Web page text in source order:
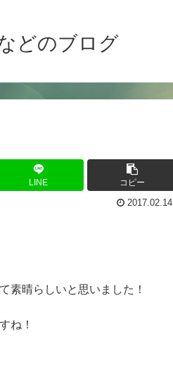
どのブログ
LINE コピー
2017.02.14
素晴らしいと思いました！
ね！